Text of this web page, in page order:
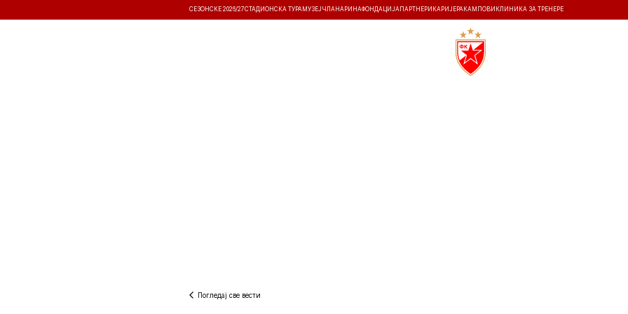
СЕЗОНСКЕ 2026/27СТАДИОНСКА ТУРА МУЗЕЈ ЧЛАНАРИНАФОНДАЦИЈА ПАРТНЕРИ КАРИЈЕРА КАМПОВИ КЛИНИКА ЗА ТРЕНЕРЕ
Погледај све вести